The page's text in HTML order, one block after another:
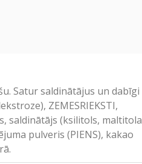
Satur saldinātājus un dabīgi
ZEMESRIEKSTI,
saldinātājs (ksilitols, maltitola
pulveris (PIENS), kakao